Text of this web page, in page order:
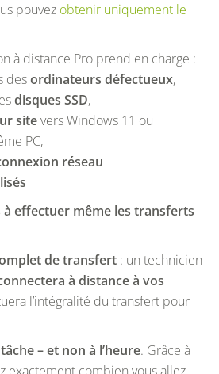
pouvez obtenir uniquement le
à distance Pro prend en charge :
desordinateurs défectueux,
disques SSD,
sitevers Windows 11 ou
PC,
réseau
effectuer même les transferts
de transfert : un technicien
à distance à vos
l’intégralité du transfert pour
– et non à l’heure. Grâce à